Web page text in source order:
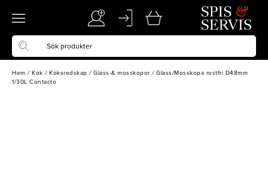
Hem / Kök / Köksredskap / Glass-& mosskopor / Glass/Mosskopa rostfri D48mm
1/30L Contacto